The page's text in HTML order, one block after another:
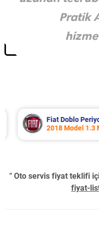
Pratik
Fiat Doblo
2018 Model 1.3
" Oto servis fiyat teklifi
fiyat-